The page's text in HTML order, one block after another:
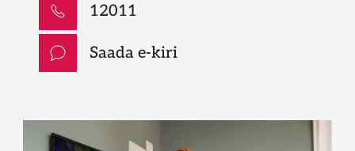
12011
Saada e-kiri